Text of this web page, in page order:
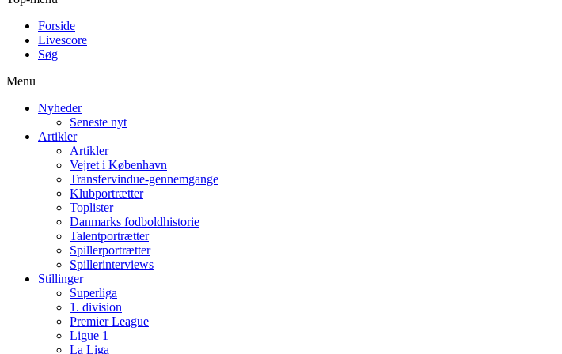
Forside
Livescore
Søg
Menu
Nyheder
Seneste nyt
Artikler
Artikler
Vejret i København
Transfervindue-gennemgange
Klubportrætter
Toplister
Danmarks fodboldhistorie
Talentportrætter
Spillerportrætter
Spillerinterviews
Stillinger
Superliga
1. division
Premier League
Ligue 1
La Liga